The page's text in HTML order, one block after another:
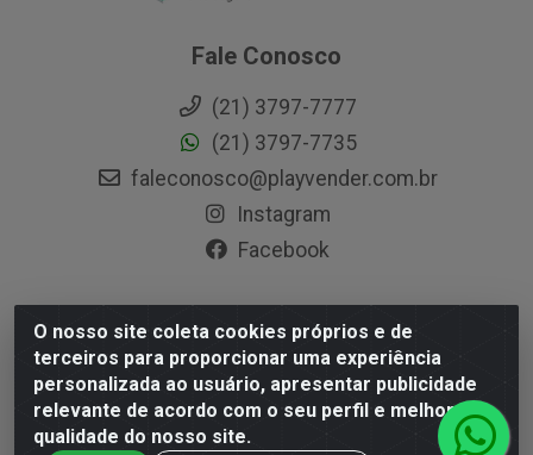
O nosso site coleta cookies próprios e de
terceiros para proporcionar uma experiência
personalizada ao usuário, apresentar publicidade
relevante de acordo com o seu perfil e melhorar a
qualidade do nosso site.
Fale Conosco
(21) 3797-7777
(21) 3797-7735
faleconosco@playvender.com.br
Instagram
Facebook
Playvender Distribuidora - Avenida Ana Dantas, 183- Xerém -
Duque de Caxias / RJ - CEP 25250-415 - CNPJ
05.762.204/0001-83